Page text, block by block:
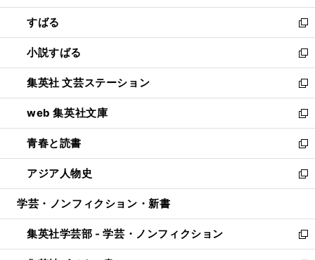
開
く
ウ
で
開
く
ン
ド
ウ
で
開
く
すばる
新
し
い
ウ
ィ
ン
ド
ウ
で
開
く
小説すばる
新
し
い
ウ
ィ
ン
ド
ウ
で
開
集英社 文芸ステーション
新
し
い
ウ
ィ
ン
ド
ウ
開
く
web 集英社文庫
新
し
い
ウ
ィ
ン
ウ
で
開
青春と読書
新
し
い
ウ
ン
ド
ウ
アジア人物史
新
し
ウ
ィ
ン
学芸・ノンフィクション・新書
集英社学芸部 - 学芸・ノンフィクション
新
し